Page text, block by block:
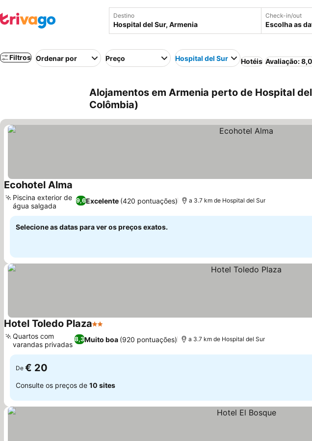
Destino Check-in/out
Escolha as
Filtros Ordenar por Preço Hospital del Sur Hotéis Avaliação:
Alojamentos em Armenia perto de Hospital
Colômbia)
Ecohotel Alma
9,6Excelente (420 pontuações)
Piscina exterior de
água salgada
a 3.7 km de Hospital del Sur
Selecione as datas para ver os preços exatos.
Hotel Toledo Plaza2 Estrelas
8,3Muito boa (920 pontuações)
Quartos com
varandas privadas
a 3.7 km de Hospital del Sur
De € 20
Consulte os preços de 10 sites